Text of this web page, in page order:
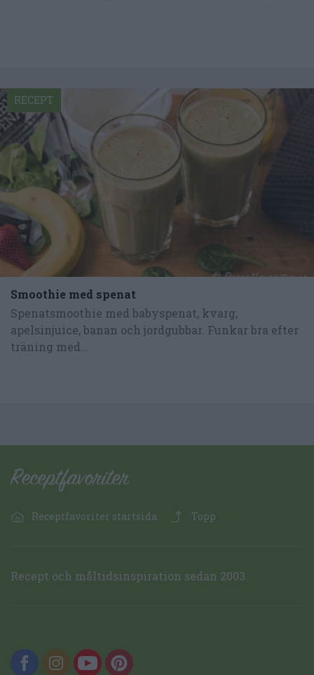
Smoothie med spenat
Spenatsmoothie med babyspenat, kvarg,
apelsinjuice, banan och jordgubbar. Funkar bra efter
träning med...
RECEPT
Receptfavoriter startsida Topp
Recept och måltidsinspiration sedan 2003.